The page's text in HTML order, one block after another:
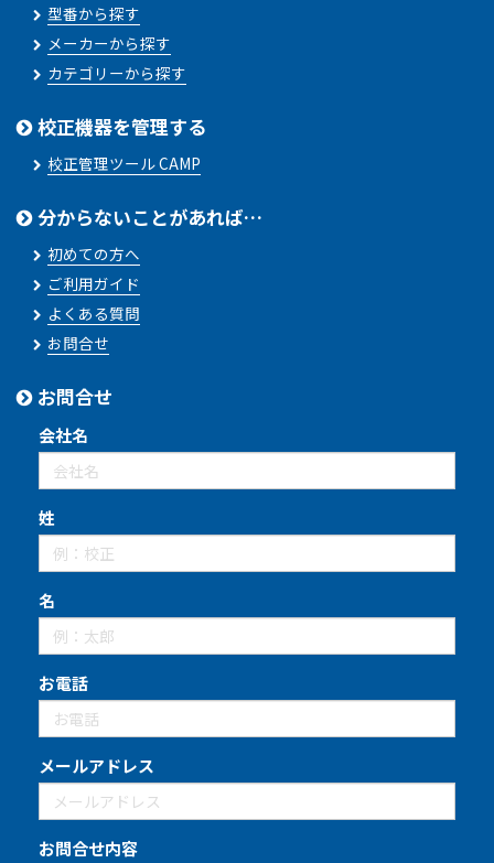
型番から探す
メーカーから探す
カテゴリーから探す
校正機器を管理する
校正管理ツール CAMP
分からないことがあれば…
初めての方へ
ご利用ガイド
よくある質問
お問合せ
お問合せ
会社名
姓
名
お電話
メールアドレス
お問合せ内容